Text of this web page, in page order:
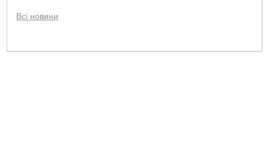
Всі новини